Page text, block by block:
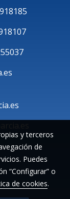
y terceros
de
Puedes
“Configurar” o
de cookies.